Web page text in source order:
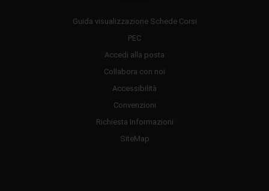
Guida visualizzazione Schede Corsi
PEC
Accedi alla posta
Collabora con noi
Accessibilità
Convenzioni
Richiesta Informazioni
SiteMap